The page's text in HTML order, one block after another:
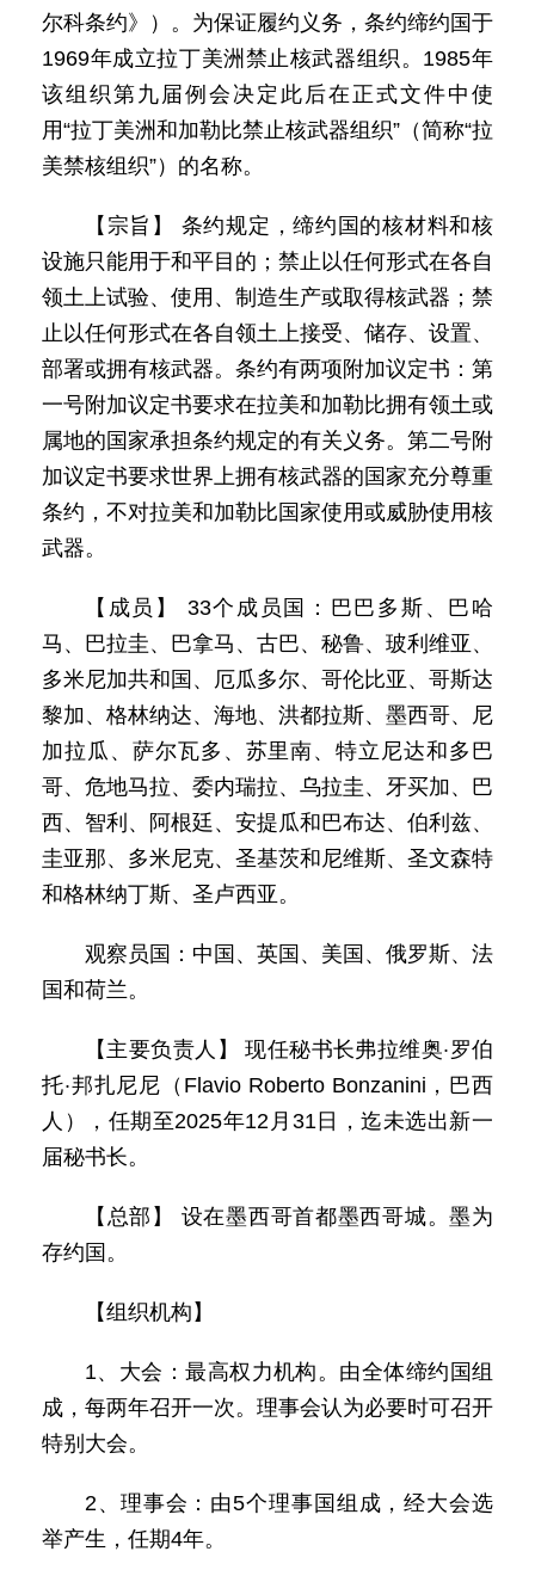
尔科条约》）。为保证履约义务，条约缔约国于
1969年成立拉丁美洲禁止核武器组织。1985年
该组织第九届例会决定此后在正式文件中使
用“拉丁美洲和加勒比禁止核武器组织”（简称“拉
美禁核组织”）的名称。
【宗旨】 条约规定，缔约国的核材料和核
设施只能用于和平目的；禁止以任何形式在各自
领土上试验、使用、制造生产或取得核武器；禁
止以任何形式在各自领土上接受、储存、设置、
部署或拥有核武器。条约有两项附加议定书：第
一号附加议定书要求在拉美和加勒比拥有领土或
属地的国家承担条约规定的有关义务。第二号附
加议定书要求世界上拥有核武器的国家充分尊重
条约，不对拉美和加勒比国家使用或威胁使用核
武器。
【成员】 33个成员国：巴巴多斯、巴哈
马、巴拉圭、巴拿马、古巴、秘鲁、玻利维亚、
多米尼加共和国、厄瓜多尔、哥伦比亚、哥斯达
黎加、格林纳达、海地、洪都拉斯、墨西哥、尼
加拉瓜、萨尔瓦多、苏里南、特立尼达和多巴
哥、危地马拉、委内瑞拉、乌拉圭、牙买加、巴
西、智利、阿根廷、安提瓜和巴布达、伯利兹、
圭亚那、多米尼克、圣基茨和尼维斯、圣文森特
和格林纳丁斯、圣卢西亚。
观察员国：中国、英国、美国、俄罗斯、法
国和荷兰。
【主要负责人】 现任秘书长弗拉维奥·罗伯
托·邦扎尼尼（Flavio Roberto Bonzanini，巴西
人），任期至2025年12月31日，迄未选出新一
届秘书长。
【总部】 设在墨西哥首都墨西哥城。墨为
存约国。
【组织机构】
1、大会：最高权力机构。由全体缔约国组
成，每两年召开一次。理事会认为必要时可召开
特别大会。
2、理事会：由5个理事国组成，经大会选
举产生，任期4年。